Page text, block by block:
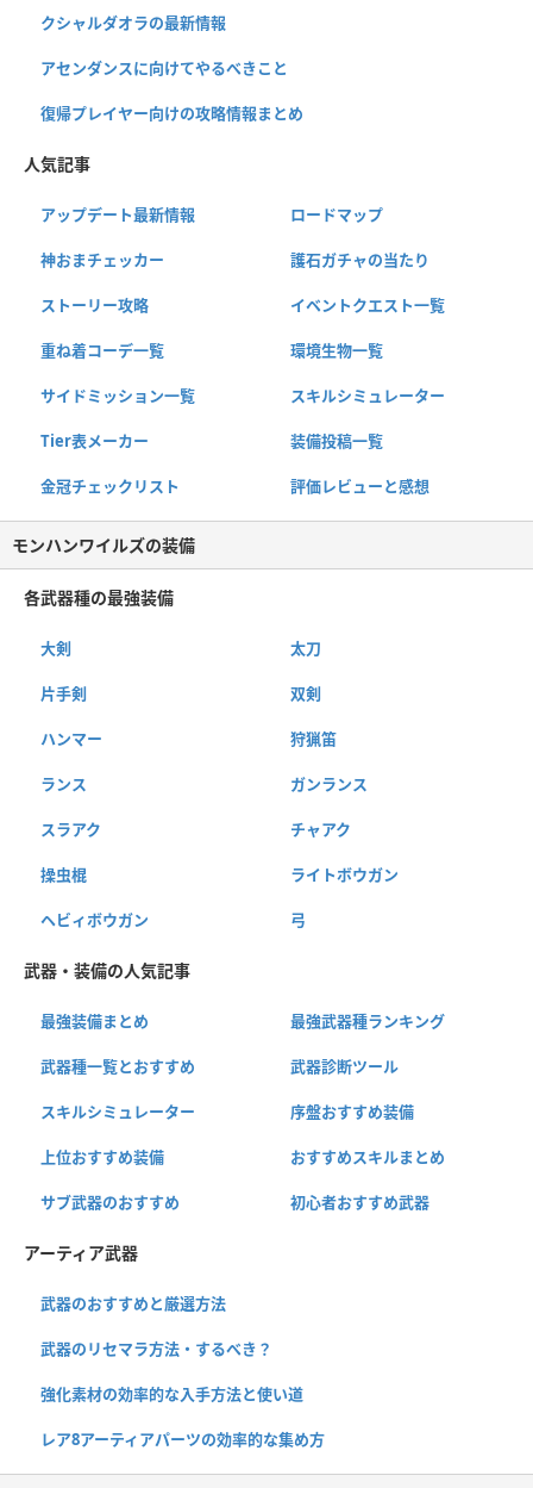
クシャルダオラの最新情報
アセンダンスに向けてやるべきこと
復帰プレイヤー向けの攻略情報まとめ
人気記事
アップデート最新情報 ロードマップ
神おまチェッカー 護石ガチャの当たり
ストーリー攻略 イベントクエスト一覧
重ね着コーデ一覧 環境生物一覧
サイドミッション一覧 スキルシミュレーター
Tier表メーカー 装備投稿一覧
金冠チェックリスト 評価レビューと感想
モンハンワイルズの装備
各武器種の最強装備
大剣 太刀
片手剣 双剣
ハンマー 狩猟笛
ランス ガンランス
スラアク チャアク
操虫棍 ライトボウガン
ヘビィボウガン 弓
武器・装備の人気記事
最強装備まとめ 最強武器種ランキング
武器種一覧とおすすめ 武器診断ツール
スキルシミュレーター 序盤おすすめ装備
上位おすすめ装備 おすすめスキルまとめ
サブ武器のおすすめ 初心者おすすめ武器
アーティア武器
武器のおすすめと厳選方法
武器のリセマラ方法・するべき？
強化素材の効率的な入手方法と使い道
レア8アーティアパーツの効率的な集め方